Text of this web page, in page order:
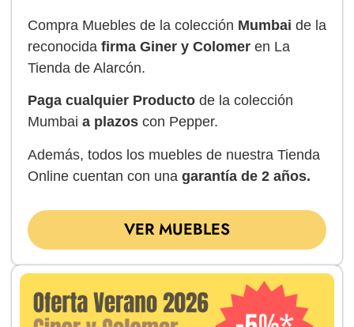
Compra Muebles de la colección Mumbai de la
reconocida firma Giner y Colomer en La
Tienda de Alarcón.
Paga cualquier Producto de la colección
Mumbai a plazos con Pepper.
Además, todos los muebles de nuestra Tienda
Online cuentan con una garantía de 2 años.
VER MUEBLES